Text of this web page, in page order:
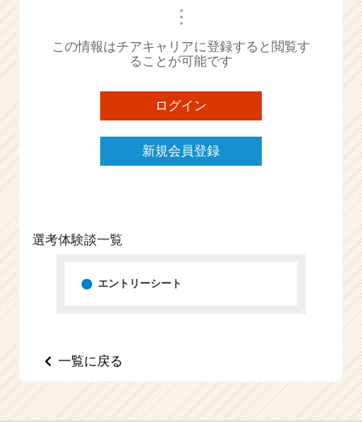
・・・
この情報はチアキャリアに登録すると閲覧す
ることが可能です
ログイン
新規会員登録
選考体験談一覧
エントリーシート
一覧に戻る